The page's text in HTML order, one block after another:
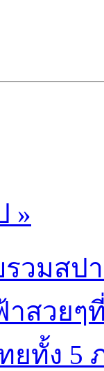
»
บรวม
าสวย
ยทั้ง 5